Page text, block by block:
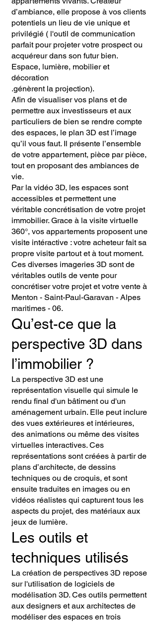
d’ambiance, elle propose à vos clients
potentiels un lieu de vie unique et
privilégié ( l'outil de communication
parfait pour projeter votre prospect ou
acquéreur dans son futur bien.
Espace, lumière, mobilier et
décoration
.génèrent la projection).
Afin de visualiser vos plans et de
permettre aux investisseurs et aux
particuliers de bien se rendre compte
des espaces, le plan 3D est l’image
qu’il vous faut. Il présente l’ensemble
de votre appartement, pièce par pièce,
tout en proposant des ambiances de
vie.
Par la vidéo 3D, les espaces sont
accessibles et permettent une
véritable concrétisation de votre projet
immobilier. Grace à la visite virtuelle
360°, vos appartements proposent une
visite intéractive : votre acheteur fait sa
propre visite partout et à tout moment.
Ces diverses imageries 3D sont de
véritables outils de vente pour
concrétiser votre projet et votre vente à
Menton - Saint-Paul-Garavan - Alpes
maritimes - 06.
Qu’est-ce que la
perspective 3D dans
l’immobilier ?
La perspective 3D est une
représentation visuelle qui simule le
rendu final d'un bâtiment ou d'un
aménagement urbain. Elle peut inclure
des vues extérieures et intérieures,
des animations ou même des visites
virtuelles interactives. Ces
représentations sont créées à partir de
plans d’architecte, de dessins
techniques ou de croquis, et sont
ensuite traduites en images ou en
vidéos réalistes qui capturent tous les
aspects du projet, des matériaux aux
jeux de lumière.
Les outils et
techniques utilisés
La création de perspectives 3D repose
sur l'utilisation de logiciels de
modélisation 3D. Ces outils permettent
aux designers et aux architectes de
modéliser des espaces en trois